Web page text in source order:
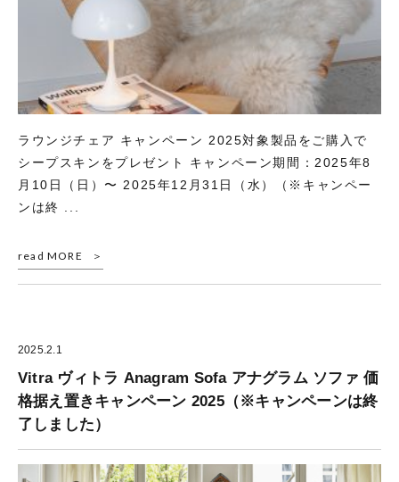
ラウンジチェア キャンペーン 2025対象製品をご購入で
シープスキンをプレゼント キャンペーン期間：2025年8
月10日（日）〜 2025年12月31日（水）（※キャンペー
ンは終 ...
read MORE
2025.2.1
Vitra ヴィトラ Anagram Sofa アナグラム ソファ 価
格据え置きキャンペーン 2025（※キャンペーンは終
了しました）